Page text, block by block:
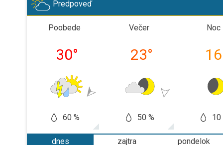
Predpoveď
Poobede
30°
60 %
Večer
23°
50 %
Noc
16
10
dnes
zajtra
pondelok